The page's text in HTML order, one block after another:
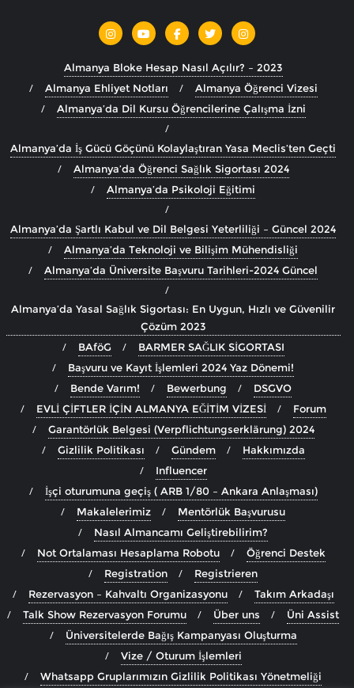
Almanya Bloke Hesap Nasıl Açılır? – 2023
Almanya Ehliyet Notları
Almanya Öğrenci Vizesi
Almanya’da Dil Kursu Öğrencilerine Çalışma İzni
Almanya’da İş Gücü Göçünü Kolaylaştıran Yasa Meclis’ten Geçti
Almanya’da Öğrenci Sağlık Sigortası 2024
Almanya’da Psikoloji Eğitimi
Almanya’da Şartlı Kabul ve Dil Belgesi Yeterliliği – Güncel 2024
Almanya’da Teknoloji ve Bilişim Mühendisliği
Almanya’da Üniversite Başvuru Tarihleri-2024 Güncel
Almanya’da Yasal Sağlık Sigortası: En Uygun, Hızlı ve Güvenilir
Çözüm 2023
BAföG
BARMER SAĞLIK SİGORTASI
Başvuru ve Kayıt İşlemleri 2024 Yaz Dönemi!
Bende Varım!
Bewerbung
DSGVO
EVLİ ÇİFTLER İÇİN ALMANYA EĞİTİM VİZESİ
Forum
Garantörlük Belgesi (Verpflichtungserklärung) 2024
Gizlilik Politikası
Gündem
Hakkımızda
Influencer
İşçi oturumuna geçiş ( ARB 1/80 – Ankara Anlaşması)
Makalelerimiz
Mentörlük Başvurusu
Nasıl Almancamı Geliştirebilirim?
Not Ortalaması Hesaplama Robotu
Öğrenci Destek
Registration
Registrieren
Rezervasyon – Kahvaltı Organizasyonu
Takım Arkadaşı
Talk Show Rezervasyon Forumu
Über uns
Üni Assist
Üniversitelerde Bağış Kampanyası Oluşturma
Vize / Oturum İşlemleri
Whatsapp Gruplarımızın Gizlilik Politikası Yönetmeliği